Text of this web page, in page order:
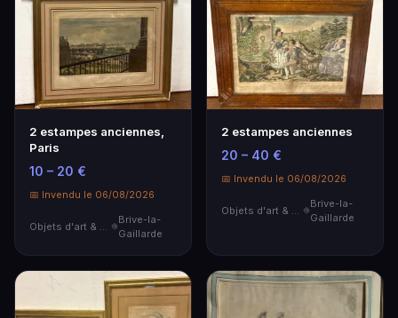
2 estampes anciennes,
Paris
10 – 20 €
📅 Invendu le 06/08/2026
Objets d'art & Curiosités
Brive-la-
Gaillarde
2 estampes anciennes
20 – 40 €
📅 Invendu le 06/08/2026
Objets d'art & Curiosités
Brive-la-
Gaillarde